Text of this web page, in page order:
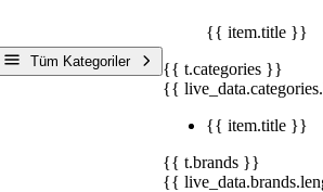
Tüm Kategoriler
{{ item.title }}
{{ t.categories }}
{{
{{ item.title }}
{{ t.brands }}
{{